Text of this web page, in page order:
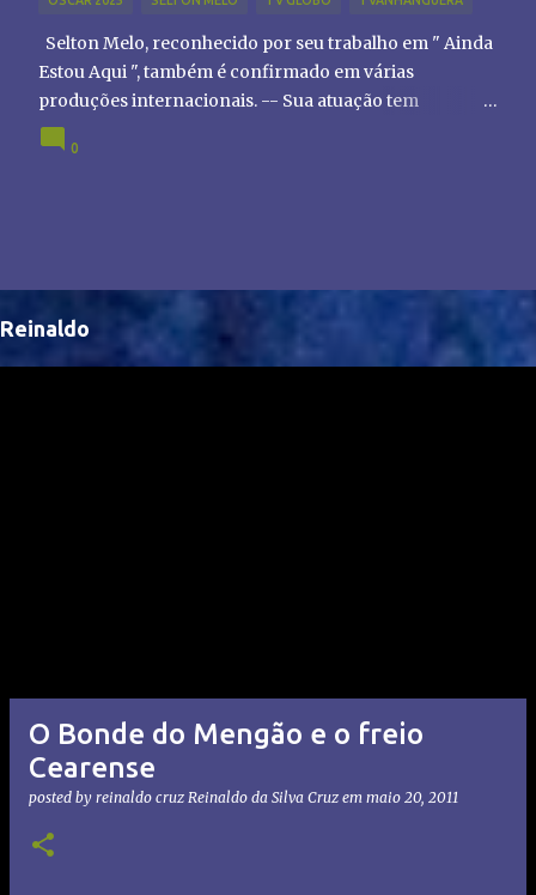
Selton Melo, reconhecido por seu trabalho em " Ainda
Estou Aqui ", também é confirmado em várias
produções internacionais. -- Sua atuação tem
chamado atenção de diretores e produtores fora do
Brasil, abrindo portas para novas oportunidades no
0
Reinaldo
O Bonde do Mengão e o freio
Cearense
posted by reinaldo cruz Reinaldo da Silva Cruz em maio 20, 2011